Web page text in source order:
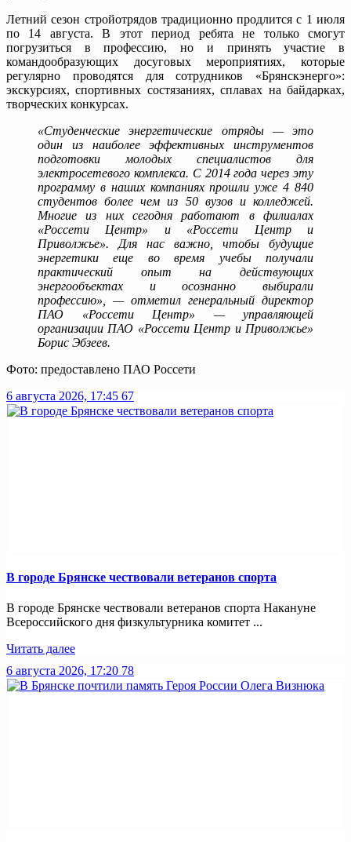
Летний сезон стройотрядов традиционно продлится с 1 июля
по 14 августа. В этот период ребята не только смогут
погрузиться в профессию, но и принять участие в
командообразующих досуговых мероприятиях, которые
регулярно проводятся для сотрудников «Брянскэнерго»:
экскурсиях, спортивных состязаниях, сплавах на байдарках,
творческих конкурсах.
«Студенческие энергетические отряды — это
один из наиболее эффективных инструментов
подготовки молодых специалистов для
электросетевого комплекса. С 2014 года через эту
программу в наших компаниях прошли уже 4 840
студентов более чем из 50 вузов и колледжей.
Многие из них сегодня работают в филиалах
«Россети Центр» и «Россети Центр и
Приволжье». Для нас важно, чтобы будущие
энергетики еще во время учебы получали
практический опыт на действующих
энергообъектах и осознанно выбирали
профессию», — отметил генеральный директор
ПАО «Россети Центр» — управляющей
организации ПАО «Россети Центр и Приволжье»
Борис Эбзеев.
Фото: предоставлено ПАО Россети
6 августа 2026, 17:45 67
В городе Брянске чествовали ветеранов спорта
В городе Брянске чествовали ветеранов спорта Накануне
Всероссийского дня физкультурника комитет ...
Читать далее
6 августа 2026, 17:20 78